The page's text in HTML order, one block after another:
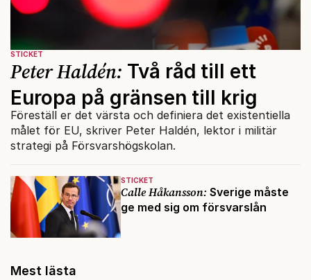
STICKET
Calle Håkansson: Sverige måste
ge med sig om försvarslån
STICKET
Peter Haldén: Två råd till ett
Europa på gränsen till krig
Föreställ er det värsta och definiera det existentiella
målet för EU, skriver Peter Haldén, lektor i militär
strategi på Försvarshögskolan.
Mest lästa